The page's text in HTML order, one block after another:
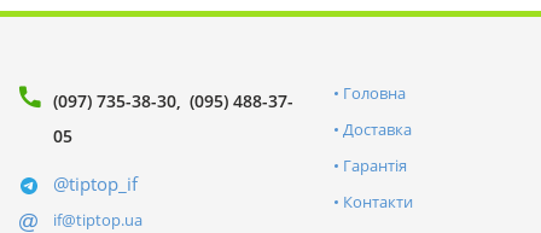
(097) 735-38-30 (095) 488-37-
05
@tiptop_if
if@tiptop.ua
Головна
Доставка
Гарантія
Контакти